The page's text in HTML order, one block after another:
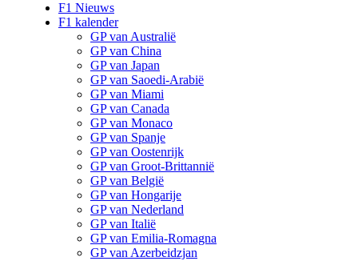
F1 Nieuws
F1 kalender
GP van Australië
GP van China
GP van Japan
GP van Saoedi-Arabië
GP van Miami
GP van Canada
GP van Monaco
GP van Spanje
GP van Oostenrijk
GP van Groot-Brittannië
GP van België
GP van Hongarije
GP van Nederland
GP van Italië
GP van Emilia-Romagna
GP van Azerbeidzjan